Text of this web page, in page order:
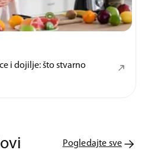
i dojilje: što stvarno
Pogledajte sve